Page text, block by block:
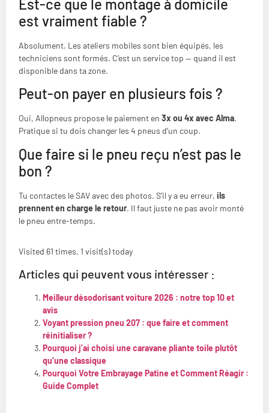
Est-ce que le montage à domicile
est vraiment fiable ?
Absolument. Les ateliers mobiles sont bien équipés, les
techniciens sont formés. C’est un service top — quand il est
disponible dans ta zone.
Peut-on payer en plusieurs fois ?
Oui, Allopneus propose le paiement en 3x ou 4x avec Alma.
Pratique si tu dois changer les 4 pneus d’un coup.
Que faire si le pneu reçu n’est pas le
bon ?
Tu contactes le SAV avec des photos. S’il y a eu erreur, ils
prennent en charge le retour. Il faut juste ne pas avoir monté
le pneu entre-temps.
Visited 61 times, 1 visit(s) today
Articles qui peuvent vous intéresser :
Meilleur désodorisant voiture 2026 : notre top 10 et
avis
Voyant pression pneu 207 : que faire et comment
réinitialiser ?
Pourquoi j’ai choisi une caravane pliante toile plutôt
qu’une classique
Pourquoi Votre Embrayage Patine et Comment Réagir :
Guide Complet